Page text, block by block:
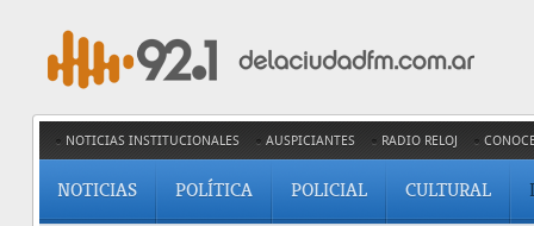
NOTICIAS INSTITUCIONALES AUSPICIANTES RADIO RELOJ
NOTICIAS POLÍTICA POLICIAL CULTURAL